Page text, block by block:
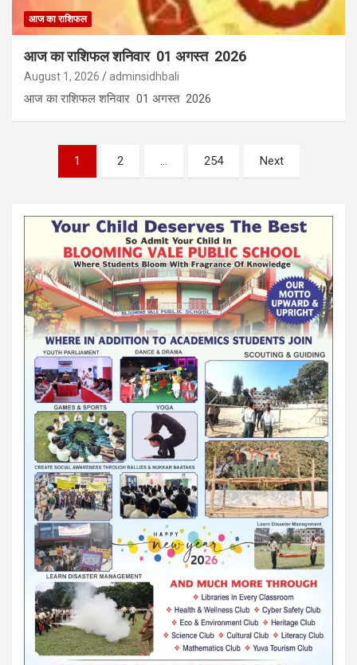
आज का राशिफल
आज का राशिफल शनिवार 01 अगस्त 2026
August 1, 2026 adminsidhbali
आज का राशिफल शनिवार 01 अगस्त 2026
pagination
1 2 … 254 Next